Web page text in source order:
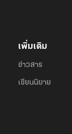
เพิ่มเติม
ข่าวสาร
เขียนนิยาย